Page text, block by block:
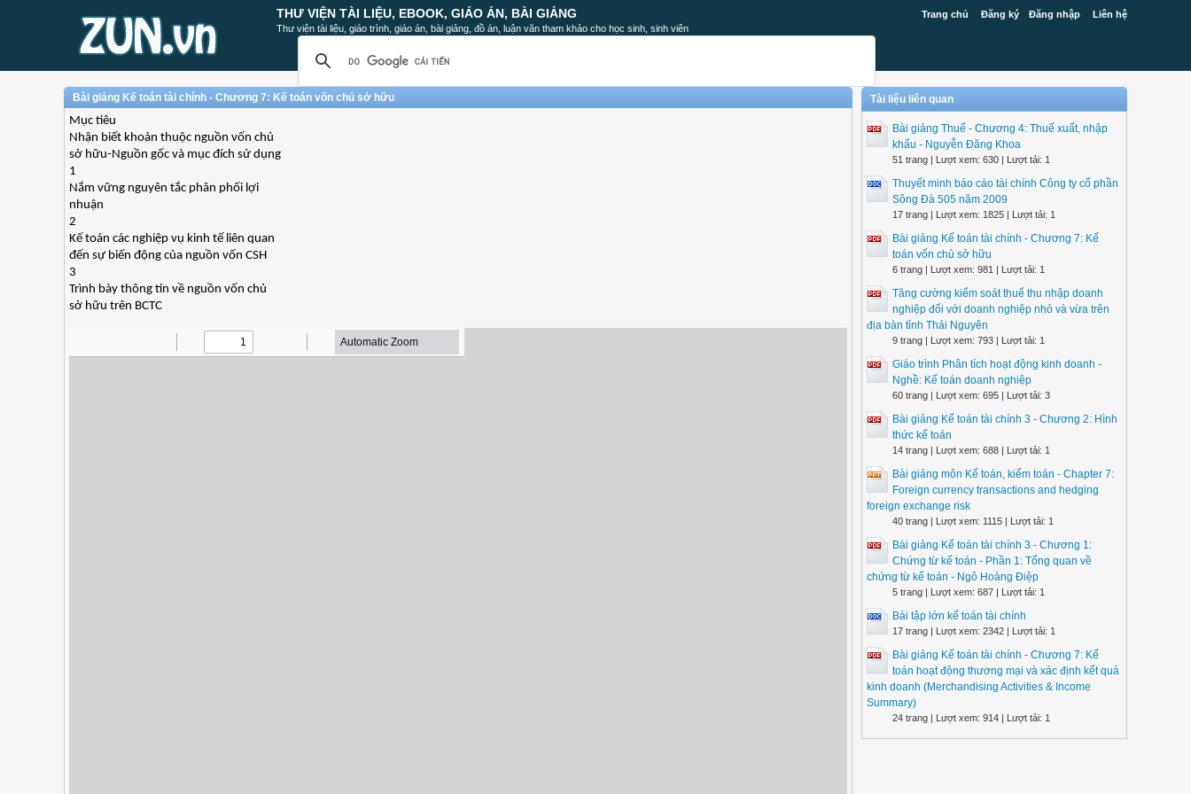
Trang chủ Đăng ký Đăng nhập Liên hệ
THƯ VIỆN TÀI LIỆU, EBOOK, GIÁO ÁN, BÀI GIẢNG
Thư viện tài liệu, giáo trình, giáo án, bài giảng, đồ án, luận văn tham khảo cho học sinh, sinh viên
Bài giảng Kế toán tài chính - Chương 7: Kế toán vốn chủ sở hữu
Mục tiêu
Nhận biết khoản thuộc nguồn vốn chủ
sở hữu-Nguồn gốc và mục đích sử dụng
1
Nắm vững nguyên tắc phân phối lợi
nhuận
2
Kế toán các nghiệp vụ kinh tế liên quan
đến sự biến động của nguồn vốn CSH
3
Trình bày thông tin về nguồn vốn chủ
sở hữu trên BCTC
Tài liệu liên quan
Bài giảng Thuế - Chương 4: Thuế xuất, nhập
khẩu - Nguyễn Đăng Khoa
51 trang | Lượt xem: 630 | Lượt tải: 1
Thuyết minh báo cáo tài chính Công ty cổ phần
Sông Đà 505 năm 2009
17 trang | Lượt xem: 1825 | Lượt tải: 1
Bài giảng Kế toán tài chính - Chương 7: Kế
toán vốn chủ sở hữu
6 trang | Lượt xem: 981 | Lượt tải: 1
Tăng cường kiểm soát thuế thu nhập doanh
nghiệp đối với doanh nghiệp nhỏ và vừa trên
địa bàn tỉnh Thái Nguyên
9 trang | Lượt xem: 793 | Lượt tải: 1
Giáo trình Phân tích hoạt động kinh doanh -
Nghề: Kế toán doanh nghiệp
60 trang | Lượt xem: 695 | Lượt tải: 3
Bài giảng Kế toán tài chính 3 - Chương 2: Hình
thức kế toán
14 trang | Lượt xem: 688 | Lượt tải: 1
Bài giảng môn Kế toán, kiểm toán - Chapter 7:
Foreign currency transactions and hedging
foreign exchange risk
40 trang | Lượt xem: 1115 | Lượt tải: 1
Bài giảng Kế toán tài chính 3 - Chương 1:
Chứng từ kế toán - Phần 1: Tổng quan về
chứng từ kế toán - Ngô Hoàng Điệp
5 trang | Lượt xem: 687 | Lượt tải: 1
Bài tập lớn kế toán tài chính
17 trang | Lượt xem: 2342 | Lượt tải: 1
Bài giảng Kế toán tài chính - Chương 7: Kế
toán hoạt động thương mại và xác định kết quả
kinh doanh (Merchandising Activities & Income
Summary)
24 trang | Lượt xem: 914 | Lượt tải: 1